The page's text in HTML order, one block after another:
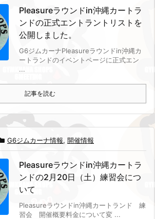
Pleasureラウンドin沖縄カートラ
ンドの正式エントラントリストを
公開しました。
G6ジムカーナPleasureラウンドin沖縄カ
ートランドのイベントページに正式エン
...
記事を読む
G6ジムカーナ情報, 開催情報
Pleasureラウンドin沖縄カートラ
ンドの2月20日（土）練習会につ
いて
Pleasureラウンドin沖縄カートランド 練
習会 開催概要料金について変 ...